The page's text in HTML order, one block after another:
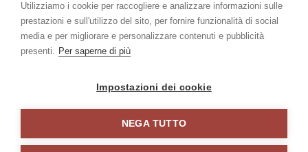
AA. VV.
TEATRO UNIVERSALE raccolta enciclopedica e scenografica
pubblicata da una società di librai italiani, Anno IX
HERM Gerhard
L'avventura dei Fenici
Utilizziamo i cookie per raccogliere e analizzare informazioni sulle
prestazioni e sull'utilizzo del sito, per fornire funzionalità di social
media e per migliorare e personalizzare contenuti e pubblicità
presenti. Per saperne di più
Impostazioni dei cookie
NEGA TUTTO